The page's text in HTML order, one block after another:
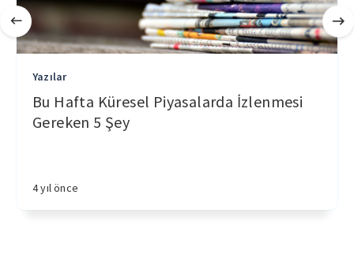
Yazılar
Bu Hafta Küresel Piyasalarda İzlenmesi
Gereken 5 Şey
4 yıl önce